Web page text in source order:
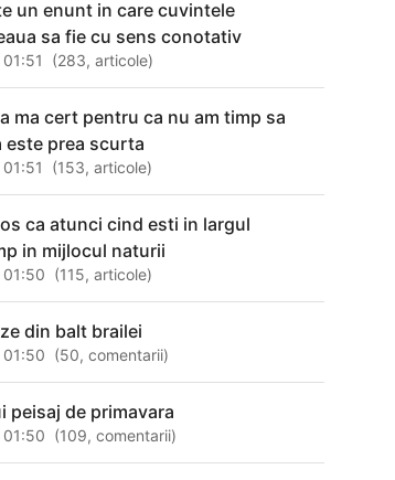
un enunt in care cuvintele
sa fie cu sens conotativ
(283,articole)
ma cert pentru ca nu am timp sa
este prea scurta
(153,articole)
ca atunci cind esti in largul
in mijlocul naturii
(115,articole)
din balt brailei
(50,comentarii)
peisaj de primavara
(109,comentarii)